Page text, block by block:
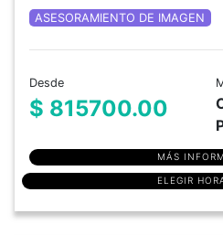
ASESORAMIENTO DE IMAGEN
Desde
$ 815700.00
MÁS
ELEGIR